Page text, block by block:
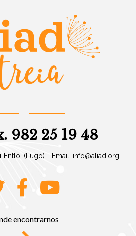
982 25 19 48
Entlo. (Lugo) - Email. info@aliad.org
encontrarnos